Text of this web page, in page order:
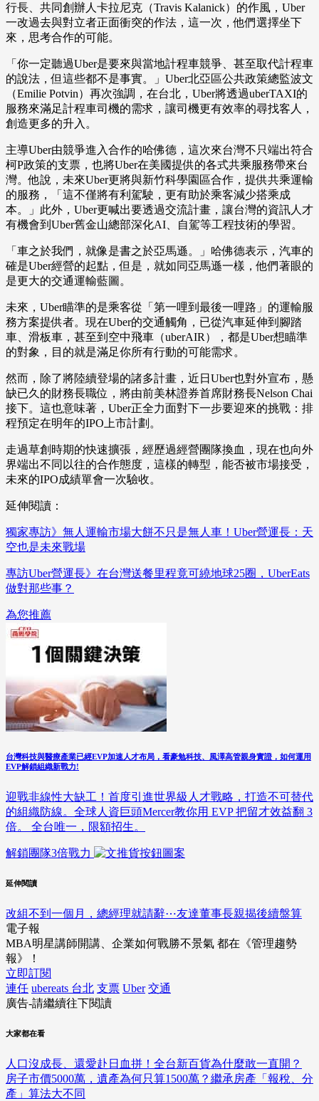
行長、共同創辦人卡拉尼克（Travis Kalanick）的作風，Uber
一改過去與對立者正面衝突的作法，這一次，他們選擇坐下
來，思考合作的可能。
「你一定聽過Uber是要來與當地計程車競爭、甚至取代計程車
的說法，但這些都不是事實。」Uber北亞區公共政策總監波文
（Emilie Potvin）再次強調，在台北，Uber將透過uberTAXI的
服務來滿足計程車司機的需求，讓司機更有效率的尋找客人，
創造更多的升入。
主導Uber由競爭進入合作的哈佛德，這次來台灣不只端出符合
柯P政策的支票，也將Uber在美國提供的各式共乘服務帶來台
灣。他說，未來Uber更將與新竹科學園區合作，提供共乘運輸
的服務，「這不僅將有利駕駛，更有助於乘客減少搭乘成
本。」此外，Uber更喊出要透過交流計畫，讓台灣的資訊人才
有機會到Uber舊金山總部深化AI、自駕等工程技術的學習。
「車之於我們，就像是書之於亞馬遜。」哈佛德表示，汽車的
確是Uber經營的起點，但是，就如同亞馬遜一樣，他們著眼的
是更大的交通運輸藍圖。
未來，Uber瞄準的是乘客從「第一哩到最後一哩路」的運輸服
務方案提供者。現在Uber的交通觸角，已從汽車延伸到腳踏
車、滑板車，甚至到空中飛車（uberAIR），都是Uber想瞄準
的對象，目的就是滿足你所有行動的可能需求。
然而，除了將陸續登場的諸多計畫，近日Uber也對外宣布，懸
缺已久的財務長職位，將由前美林證券首席財務長Nelson Chai
接下。這也意味著，Uber正全力面對下一步要迎來的挑戰：排
程預定在明年的IPO上市計劃。
走過草創時期的快速擴張，經歷過經營團隊換血，現在也向外
界端出不同以往的合作態度，這樣的轉型，能否被市場接受，
未來的IPO成績單會一次驗收。
延伸閱讀：
獨家專訪》無人運輸市場大餅不只是無人車！Uber營運長：天
空也是未來戰場
專訪Uber營運長》在台灣送餐里程竟可繞地球25圈，UberEats
做對那些事？
為您推薦
台灣科技與醫療產業已經EVP加速人才布局，看豪勉科技、風澤高管親身實證，如何運用
EVP解鎖組織新戰力!
迎戰非線性大缺工！首度引進世界級人才戰略，打造不可替代
的組織防線。全球人資巨頭Mercer教你用 EVP 把留才效益翻 3
倍。 全台唯一，限額招生。
解鎖團隊3倍戰力
延伸閱讀
改組不到一個月，總經理就請辭⋯友達董事長親揭後續盤算
電子報
MBA明星講師開講、企業如何戰勝不景氣 都在《管理趨勢
報》！
立即訂閱
連任 ubereats 台北 支票 Uber 交通
廣告-請繼續往下閱讀
大家都在看
人口沒成長、還愛赴日血拼！全台新百貨為什麼敢一直開？
房子市價5000萬，遺產為何只算1500萬？繼承房產「報稅、分
產」算法大不同